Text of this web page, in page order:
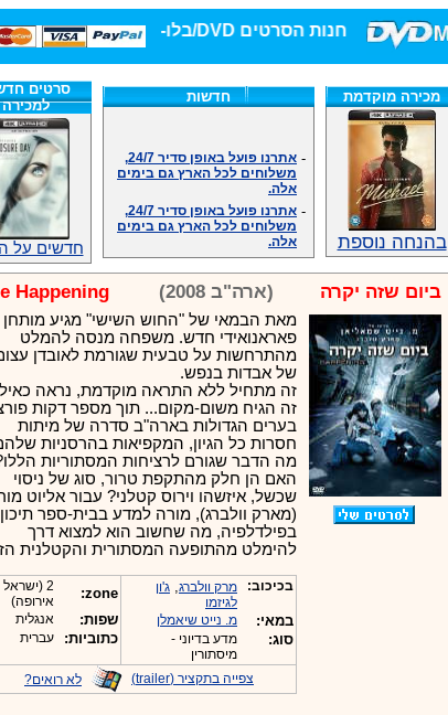
חנות הסרטים DVD/בלו-ריי/3D הגדולה ביותר!
מכירה מוקדמת
בהנחה נוספת
חדשות
משלוחים לכל הארץ גם בימים
אלה.
משלוחים לכל הארץ גם בימים
אלה.
אנחנו כאן לכול שאלה וזמינים
במענה הטלפוני שלנו.ובמייל
.האתר לרשותכם פעיל 24/7
מענה טלפוני: 09-7652392
צוות דיוידי מאסטר ישיר.
זמינים במייל ובטלפון. האתר
לרשותכם פעיל 24/7
צוות דיוידי מאסטר ישיר.
אנחנו כאן לכול שאלה וזמינים
במענה הטלפוני שלנו.ובמייל
.האתר לרשותכם 24/7
מענה טלפוני: 09-7652392
צוות דיוידי מאסטר ישיר.
סרטים
למכירה
חדשים על
ביום שזה יקרה (ארה"ב 2008) Happening
מאת הבמאי של "החוש השישי" מגיע מותחן
פאראנואידי חדש. משפחה מנסה להמלט
מהתרחשות על טבעית שגורמת לאובדן
של אבדות בנפש.
זה מתחיל ללא התראה מוקדמת, נראה
זה הגיח משום-מקום... תוך מספר דקות
בערים הגדולות בארה"ב סדרה של מיתות
חסרות כל הגיון, המקפיאות בהרסניות
מה הדבר שגורם לרציחות המסתוריות
האם הן חלק מהתקפת טרור, סוג של ניסוי
שכשל, איזשהו וירוס קטלני? עבור אליוט
(מארק וולברג), מורה למדע בבית-ספר תיכון
בפילדלפיה, מה שחשוב הוא למצוא דרך
להימלט מהתופעה המסתורית והקטלנית
בכיכוב: מרק וולברג, ג'ון
לגיזמו
במאי: מ. נייט שיאמלן
סוג:
מדע בדיוני -
מיסתורין
zone:
2 (ישראל
אירופה)
שפות: אנגלית
כתוביות: עברית
צפייה בתקציר (trailer) לא רואים?